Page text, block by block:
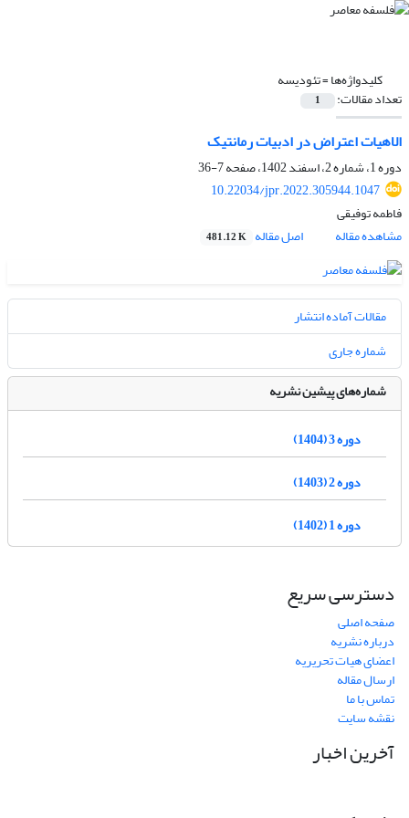
کلیدواژه‌ها =تئودیسه
تعداد مقالات: 1
الاهیات اعتراض در ادبیات رمانتیک
دوره 1، شماره 2، اسفند 1402، صفحه
7-36
10.22034/jpr.2022.305944.1047
فاطمه توفیقی
مشاهده مقاله
اصل مقاله 481.12 K
مقالات آماده انتشار
شماره جاری
شماره‌های پیشین نشریه
دوره 3 (1404)
دوره 2 (1403)
دوره 1 (1402)
دسترسی سریع
صفحه اصلی
درباره نشریه
اعضای هیات تحریریه
ارسال مقاله
تماس با ما
نقشه سایت
آخرین اخبار